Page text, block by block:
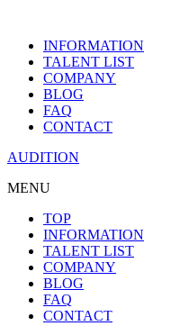
INFORMATION
TALENT LIST
COMPANY
BLOG
FAQ
CONTACT
AUDITION
MENU
TOP
INFORMATION
TALENT LIST
COMPANY
BLOG
FAQ
CONTACT